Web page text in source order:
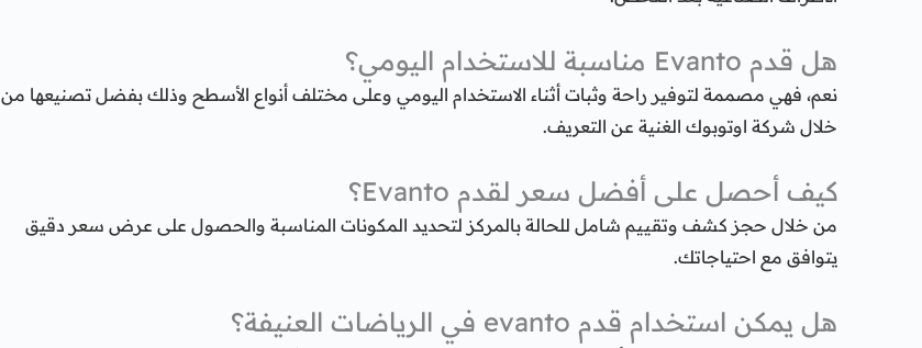
هل قدم Evanto مناسبة للاستخدام اليومي؟
نعم، فهي مصممة لتوفير راحة وثبات أثناء الاستخدام اليومي وعلى مختلف أنواع الأسطح وذلك بفضل تصنيعها من
خلال شركة اوتوبوك الغنية عن التعريف.
كيف أحصل على أفضل سعر لقدم Evanto؟
من خلال حجز كشف وتقييم شامل للحالة بالمركز لتحديد المكونات المناسبة والحصول على عرض سعر دقيق
يتوافق مع احتياجاتك.
هل يمكن استخدام قدم evanto في الرياضات العنيفة؟